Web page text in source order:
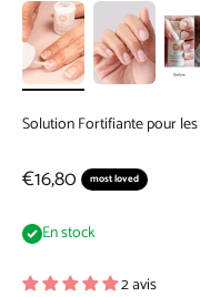
Solution Fortifiante pour
Prix de vente
€16,80 most loved
En stock
2 avis